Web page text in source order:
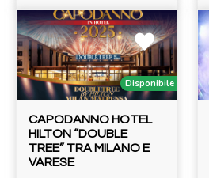
Disponibile
CAPODANNO HOTEL
HILTON “DOUBLE
TREE” TRA MILANO E
VARESE